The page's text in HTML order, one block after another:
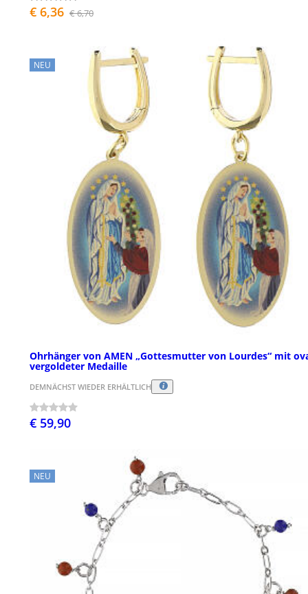
€ 6,36 € 6,70
NEU
Ohrhänger von AMEN „Gottesmutter von Lourdes“ mit
vergoldeter Medaille
DEMNÄCHST WIEDER ERHÄLTLICH
€ 59,90
NEU